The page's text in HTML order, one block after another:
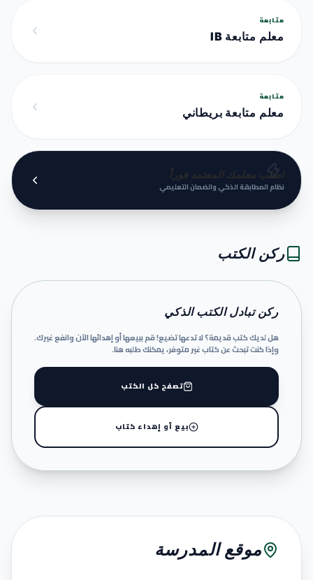
متابعة
معلم متابعة IB
متابعة
معلم متابعة بريطاني
اطلب معلمك المعتمد فوراً
نظام المطابقة الذكي والضمان التعليمي
ركن الكتب
ركن تبادل الكتب الذكي
هل لديك كتب قديمة؟ لا تدعها تضيع! قم ببيعها أو إهدائها الآن وانفع غيرك.
وإذا كنت تبحث عن كتاب غير متوفر، يمكنك طلبه هنا.
تصفح كل الكتب
بيع أو إهداء كتاب
موقع المدرسة